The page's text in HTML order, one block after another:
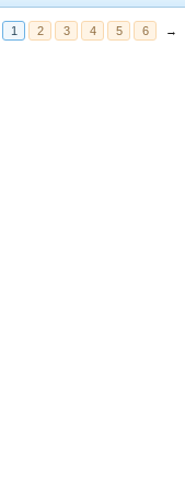
1 2 3 4 5 6 →